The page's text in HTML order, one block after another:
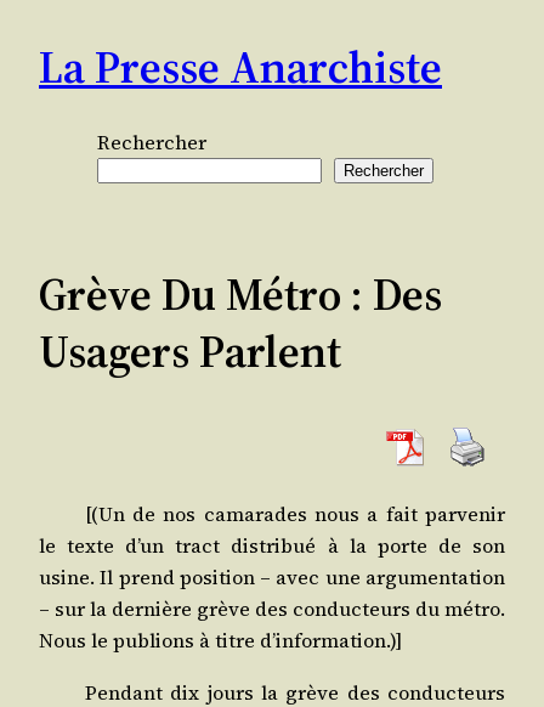
contenu
La Presse Anarchiste
Rechercher
Rechercher
Grève Du Métro : Des
Usagers Parlent
[(Un de nos cama­rades nous a fait par­ve­nir
le texte d’un tract dis­tri­bué à la porte de son
usine. Il prend posi­tion – avec une argu­men­ta­tion
– sur la der­nière grève des conduc­teurs du métro.
Nous le publions à titre d’information.)]
Pen­dant dix jours la grève des conduc­teurs